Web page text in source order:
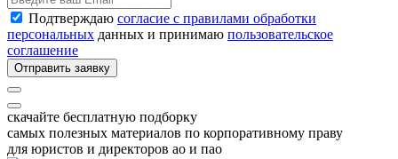
Подтверждаю согласие с правилами обработки
персональных данных и принимаю пользовательское
соглашение
Отправить заявку
скачайте бесплатную подборку
самых полезных материалов по корпоративному праву
для юристов и директоров ао и пао